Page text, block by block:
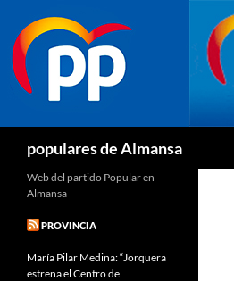
populares de Almansa
Web del partido Popular en
Almansa
PROVINCIA
María Pilar Medina: “Jorquera
estrena el Centro de